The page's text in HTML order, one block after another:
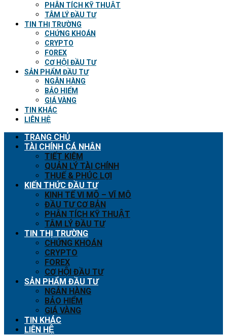
PHÂN TÍCH KỸ THUẬT
TÂM LÝ ĐẦU TƯ
TIN THỊ TRƯỜNG
CHỨNG KHOÁN
CRYPTO
FOREX
CƠ HỘI ĐẦU TƯ
SẢN PHẨM ĐẦU TƯ
NGÂN HÀNG
BẢO HIỂM
GIÁ VÀNG
TIN KHÁC
LIÊN HỆ
TRANG CHỦ
TÀI CHÍNH CÁ NHÂN
TIẾT KIỆM
QUẢN LÝ TÀI CHÍNH
THUẾ & PHÚC LỢI
KIẾN THỨC ĐẦU TƯ
KINH TẾ VI MÔ – VĨ MÔ
ĐẦU TƯ CƠ BẢN
PHÂN TÍCH KỸ THUẬT
TÂM LÝ ĐẦU TƯ
TIN THỊ TRƯỜNG
CHỨNG KHOÁN
CRYPTO
FOREX
CƠ HỘI ĐẦU TƯ
SẢN PHẨM ĐẦU TƯ
NGÂN HÀNG
BẢO HIỂM
GIÁ VÀNG
TIN KHÁC
LIÊN HỆ